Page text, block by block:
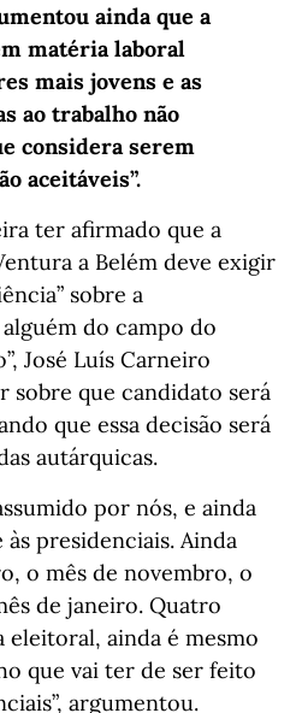
ainda que a
matéria laboral
mais jovens e as
ao trabalho não
considera serem
aceitáveis”.
ter afirmado que a
a Belém deve exigir
sobre a
do campo do
José Luís Carneiro
sobre que candidato será
que essa decisão será
autárquicas.
por nós, e ainda
presidenciais. Ainda
o mês de novembro, o
de janeiro. Quatro
eleitoral, ainda é mesmo
que vai ter de ser feito
argumentou.